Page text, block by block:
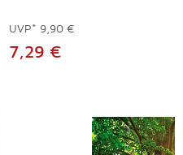
UVP* 9,90 €
7,29 €